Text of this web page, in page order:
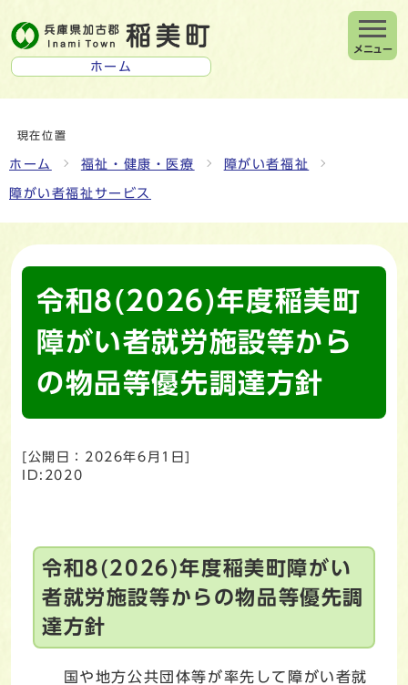
ホーム
メニュー
現在位置
ホーム 福祉・健康・医療 障がい者福祉
障がい者福祉サービス
令和8(2026)年度稲美町
障がい者就労施設等から
の物品等優先調達方針
[公開日： 2026年6月1日]
ID:2020
令和8(2026)年度稲美町障がい
者就労施設等からの物品等優先調
達方針
国や地方公共団体等が率先して障がい者就